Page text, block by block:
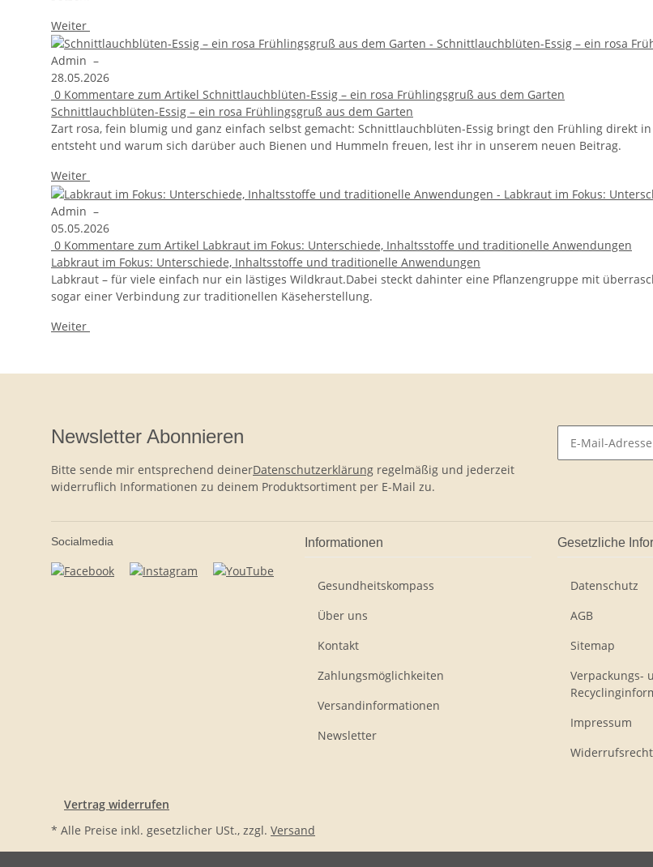
Weiter
Admin –
28.05.2026
0 Kommentare zum Artikel Schnittlauchblüten-Essig – ein rosa Frühlingsgruß aus dem Garten
Schnittlauchblüten-Essig – ein rosa Frühlingsgruß aus dem Garten
Zart rosa, fein blumig und ganz einfach selbst gemacht: Schnittlauchblüten-Essig bringt den Frühling direkt
entsteht und warum sich darüber auch Bienen und Hummeln freuen, lest ihr in unserem neuen Beitrag.
Weiter
Admin –
05.05.2026
0 Kommentare zum Artikel Labkraut im Fokus: Unterschiede, Inhaltsstoffe und traditionelle Anwendungen
Labkraut im Fokus: Unterschiede, Inhaltsstoffe und traditionelle Anwendungen
Labkraut – für viele einfach nur ein lästiges Wildkraut.Dabei steckt dahinter eine Pflanzengruppe mit
sogar einer Verbindung zur traditionellen Käseherstellung.
Weiter
Newsletter Abonnieren
Bitte sende mir entsprechend deinerDatenschutzerklärung regelmäßig und jederzeit
widerruflich Informationen zu deinem Produktsortiment per E-Mail zu.
Socialmedia Informationen
Gesundheitskompass
Über uns
Kontakt
Zahlungsmöglichkeiten
Versandinformationen
Newsletter
Gesetzliche
Datenschutz
AGB
Sitemap
Verpackungs-
Impressum
Widerrufsrecht
Vertrag widerrufen
* Alle Preise inkl. gesetzlicher USt., zzgl. Versand